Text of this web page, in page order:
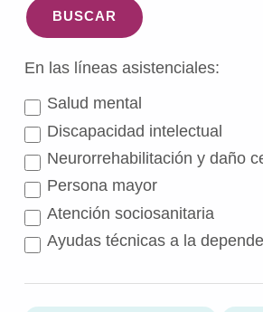
BUSCAR
En las líneas asistenciales:
Salud mental
Discapacidad intelectual
Neurorrehabilitación y daño
Persona mayor
Atención sociosanitaria
Ayudas técnicas a la